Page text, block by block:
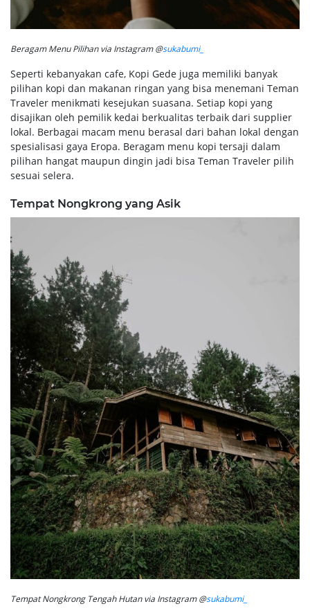
Beragam Menu Pilihan via Instagram @sukabumi_
Seperti kebanyakan cafe, Kopi Gede juga memiliki banyak
pilihan kopi dan makanan ringan yang bisa menemani Teman
Traveler menikmati kesejukan suasana. Setiap kopi yang
disajikan oleh pemilik kedai berkualitas terbaik dari supplier
lokal. Berbagai macam menu berasal dari bahan lokal dengan
spesialisasi gaya Eropa. Beragam menu kopi tersaji dalam
pilihan hangat maupun dingin jadi bisa Teman Traveler pilih
sesuai selera.
Tempat Nongkrong yang Asik
Tempat Nongkrong Tengah Hutan via Instagram @sukabumi_